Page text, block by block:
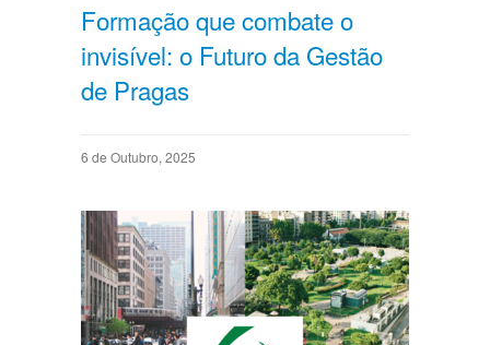
Formação que combate o
invisível: o Futuro da Gestão
de Pragas
6 de Outubro, 2025